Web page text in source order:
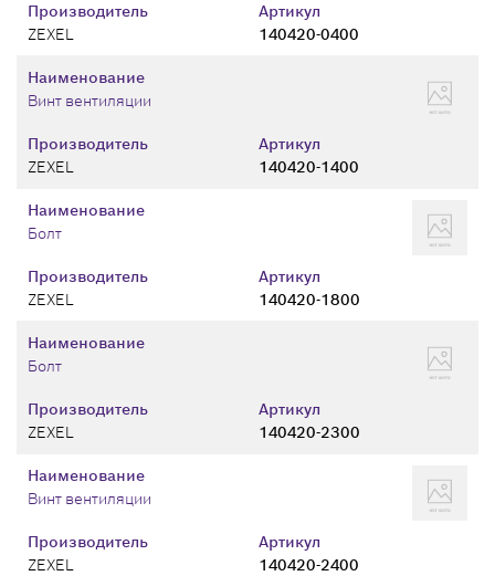
Производитель
ZEXEL
Артикул
140420-0400
Производитель
ZEXEL
Артикул
140420-1400
Наименование
Винт вентиляции
Производитель
ZEXEL
Артикул
140420-1800
Наименование
Болт
Производитель
ZEXEL
Артикул
140420-2300
Наименование
Болт
Производитель
ZEXEL
Артикул
140420-2400
Наименование
Винт вентиляции